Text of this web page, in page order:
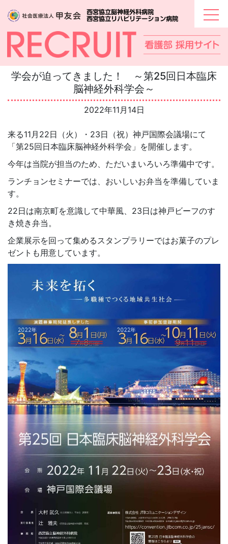
content
学会が迫ってきました！ ～第25回日本臨床
脳神経外科学会～
2022年11月14日
来る11月 22日（火）・ 23日（祝）神戸国際会議場にて
「第25回日本臨床脳神経外科学会」を開催します。
今年は当院が担当のため、ただいまいろいろ準備中です。
ランチョンセミナーでは、おいしいお弁当を準備していま
す。
22日は南京町を意識して中華風、 23日は神戸ビーフのす
き焼き弁当。
企業展示を回って集めるスタンプラリーではお菓子のプレ
ゼントも用意しています。